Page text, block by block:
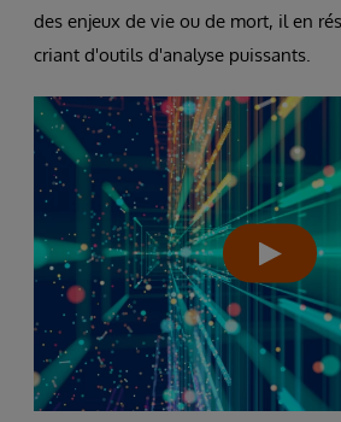
des enjeux de vie ou de mort, il en
criant d'outils d'analyse puissants.